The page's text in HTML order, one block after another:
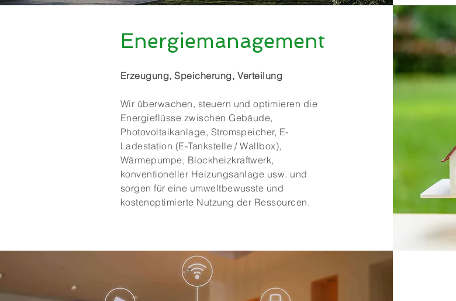
Energiemanagement
Erzeugung, Speicherung, Verteilung
Wir überwachen, steuern und optimieren die
Energieflüsse zwischen Gebäude,
Photovoltaikanlage, Stromspeicher, E-
Ladestation (E-Tankstelle / Wallbox),
Wärmepumpe, Blockheizkraftwerk,
konventioneller Heizungsanlage usw. und
sorgen für eine umweltbewusste und
kostenoptimierte Nutzung der Ressourcen.